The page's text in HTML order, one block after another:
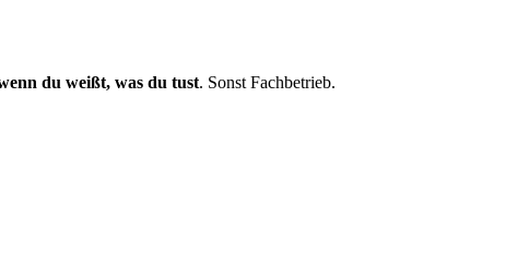
du weißt, was du tust. Sonst Fachbetrieb.